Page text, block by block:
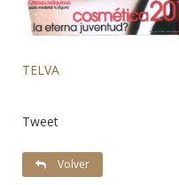
TELVA
Tweet
Volver